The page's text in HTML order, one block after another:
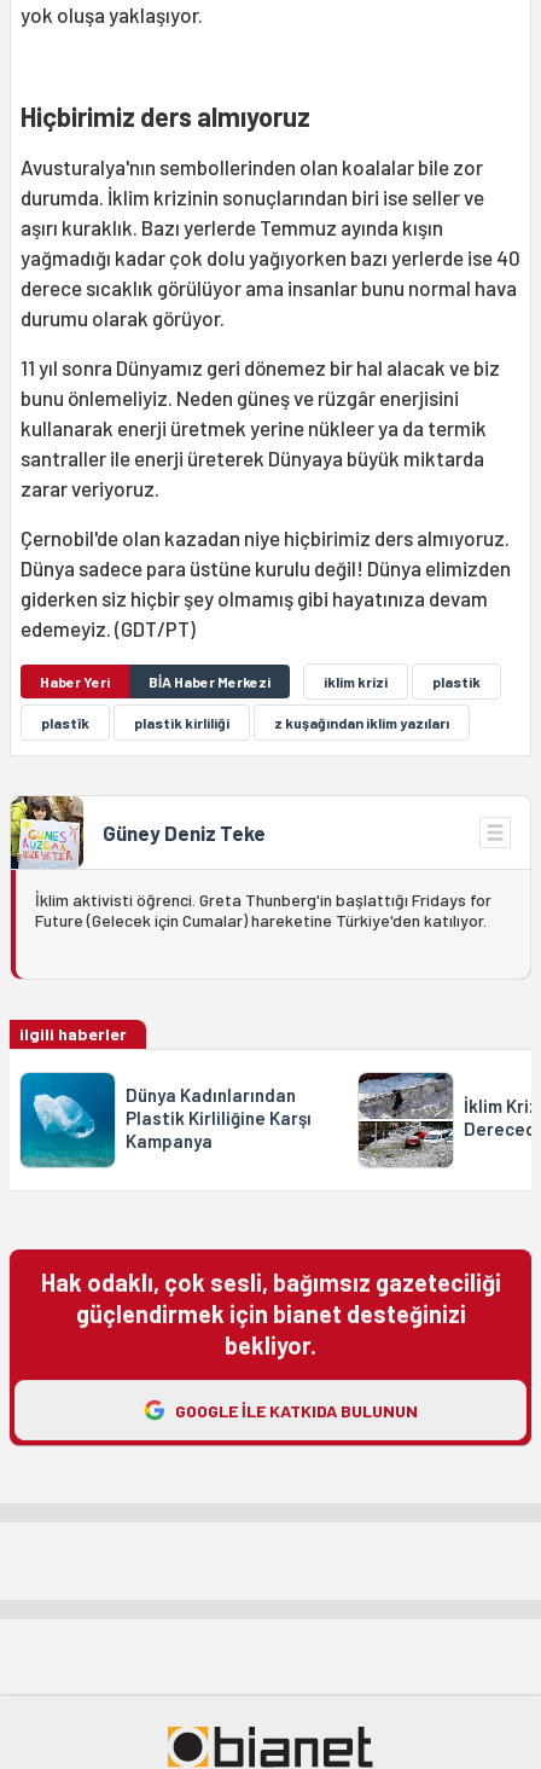
yok oluşa yaklaşıyor.
Hiçbirimiz ders almıyoruz
Avusturalya'nın sembollerinden olan koalalar bile zor
durumda. İklim krizinin sonuçlarından biri ise seller ve
aşırı kuraklık. Bazı yerlerde Temmuz ayında kışın
yağmadığı kadar çok dolu yağıyorken bazı yerlerde ise 40
derece sıcaklık görülüyor ama insanlar bunu normal hava
durumu olarak görüyor.
11 yıl sonra Dünyamız geri dönemez bir hal alacak ve biz
bunu önlemeliyiz. Neden güneş ve rüzgâr enerjisini
kullanarak enerji üretmek yerine nükleer ya da termik
santraller ile enerji üreterek Dünyaya büyük miktarda
zarar veriyoruz.
Çernobil'de olan kazadan niye hiçbirimiz ders almıyoruz.
Dünya sadece para üstüne kurulu değil! Dünya elimizden
giderken siz hiçbir şey olmamış gibi hayatınıza devam
edemeyiz. (GDT/PT)
Haber Yeri BİA Haber Merkezi iklim krizi plastik
plastîk plastik kirliliği z kuşağından iklim yazıları
Güney Deniz Teke
İklim aktivisti öğrenci. Greta Thunberg'in başlattığı Fridays for
Future (Gelecek için Cumalar) hareketine Türkiye'den katılıyor.
ilgili haberler
Dünya Kadınlarından
Plastik Kirliliğine Karşı
Kampanya
İklim
Hak odaklı, çok sesli, bağımsız gazeteciliği
güçlendirmek için bianet desteğinizi
bekliyor.
GOOGLE ILE KATKIDA BULUNUN